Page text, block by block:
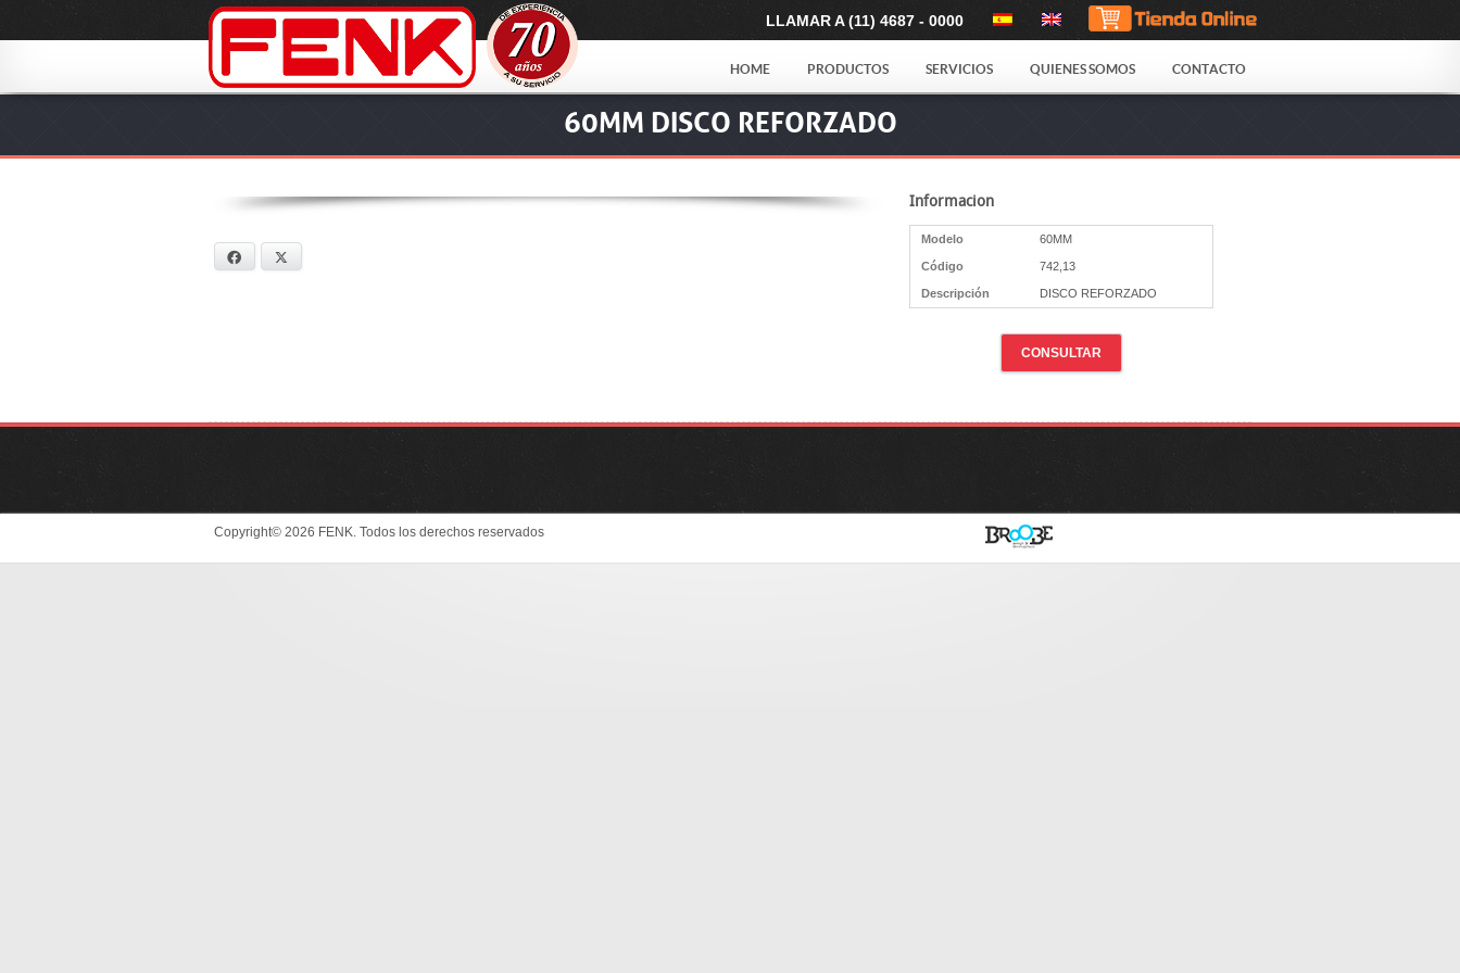
LLAMAR A (11) 4687 - 0000
HOME PRODUCTOS SERVICIOS QUIENES SOMOS CONTACTO
60MM DISCO REFORZADO
Facebook
Informacion
Modelo 60MM
Código 742,13
Descripción DISCO REFORZADO
CONSULTAR
Copyright© 2026 FENK. Todos los derechos reservados